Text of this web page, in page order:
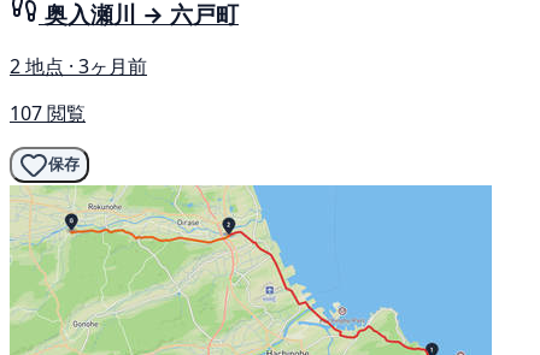
奥入瀬川 → 六戸町
2 地点 · 3ヶ月前
107 閲覧
保存